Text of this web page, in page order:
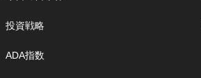
投資戦略
ADA指数